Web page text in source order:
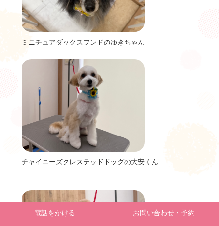
ミニチュアダックスフンドのゆきちゃん
チャイニーズクレステッドドッグの大安くん
電話をかける お問い合わせ・予約